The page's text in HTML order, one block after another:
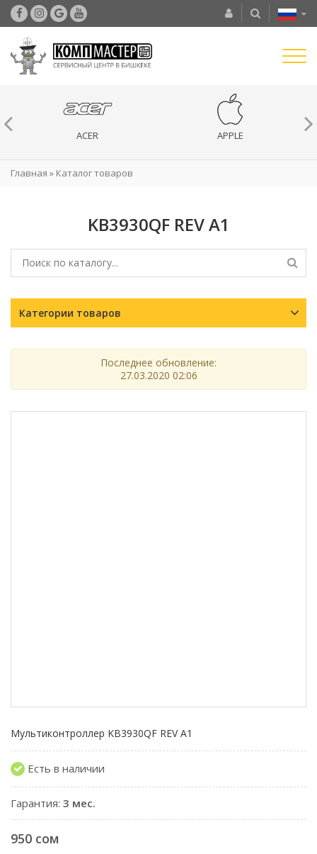
ACER APPLE
Главная » Каталог товаров
KB3930QF REV A1
Категории товаров
Последнее обновление:
27.03.2020 02:06
Мультиконтроллер KB3930QF REV A1
Есть в наличии
Гарантия: 3 мес.
950 сом